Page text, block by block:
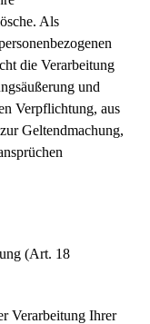
Als
die Verarbeitung
und
Verpflichtung, aus
Geltendmachung,
(Art. 18
Verarbeitung Ihrer